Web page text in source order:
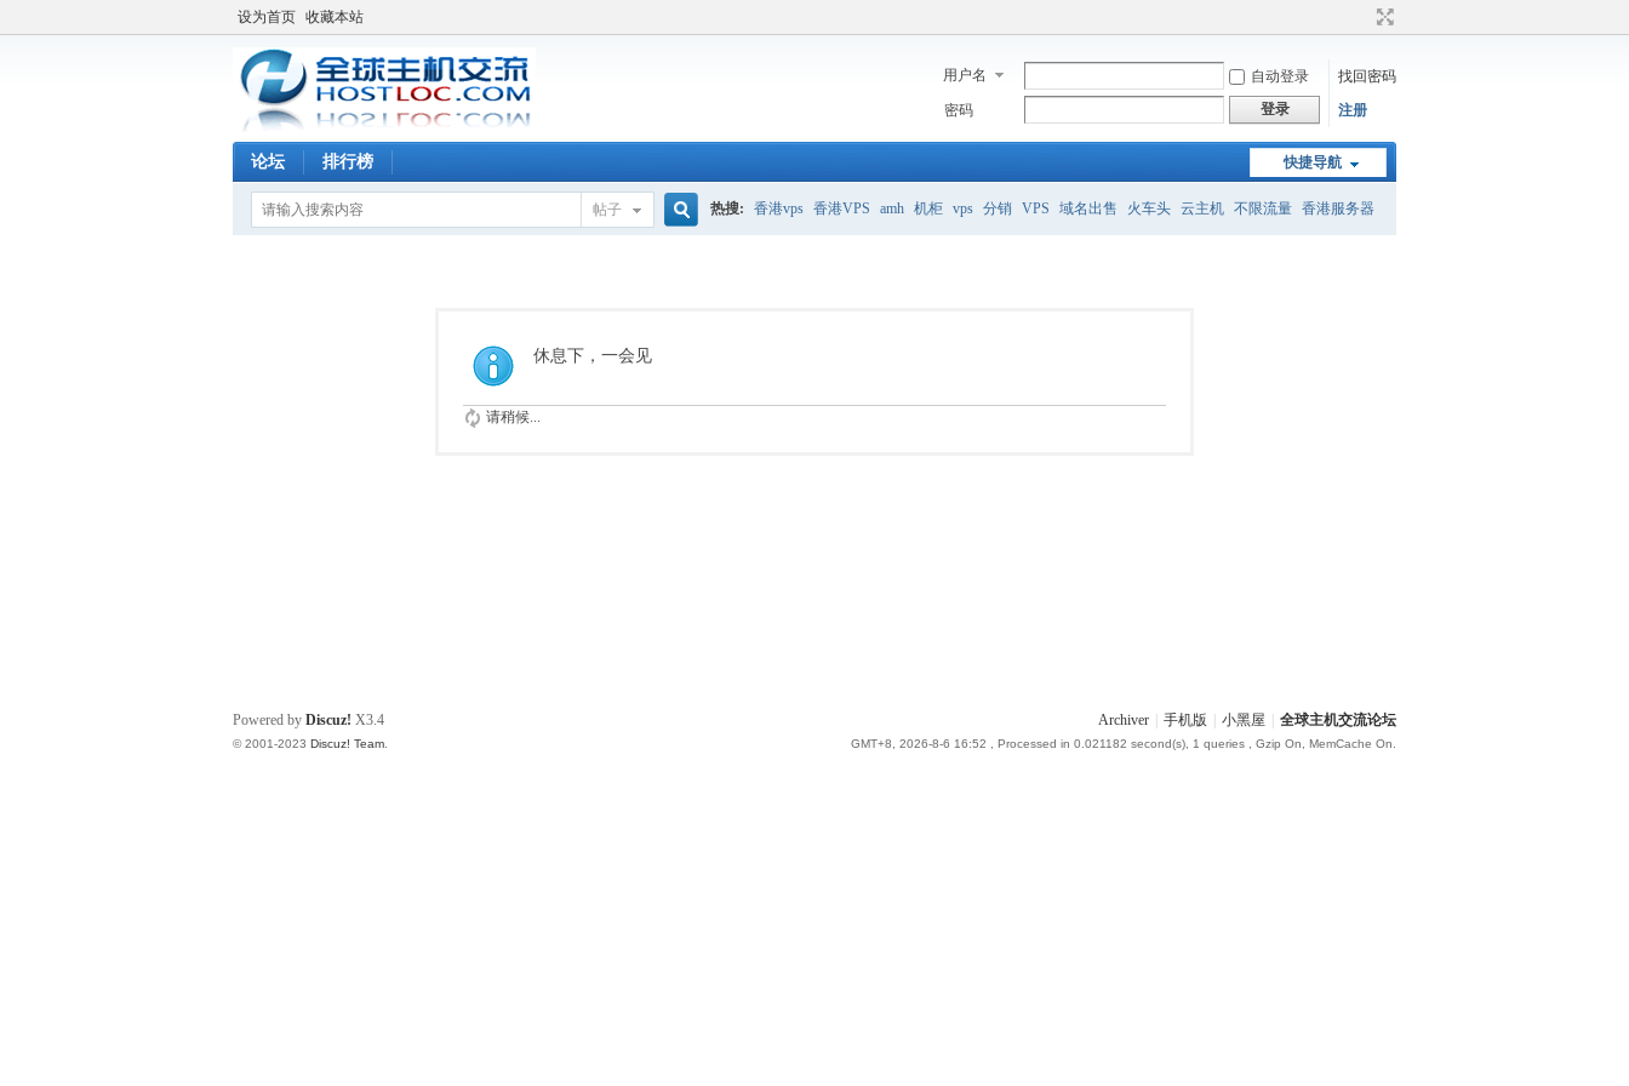
设为首页 收藏本站
用户名 自动登录
找回密码
密码
登录 注册
快捷导航
论坛 排行榜
帖子 热搜: 香港vps 香港VPS amh 机柜 vps 分销 VPS 域名出售 火车头 云主机 不限流量 香港服务器
休息下，一会见
请稍候...
Archiver 手机版 小黑屋 全球主机交流论坛
GMT+8, 2026-8-6 16:52 , Processed in 0.021182 second(s), 1 queries , Gzip On, MemCache On.
Powered by Discuz! X3.4
© 2001-2023 Discuz! Team